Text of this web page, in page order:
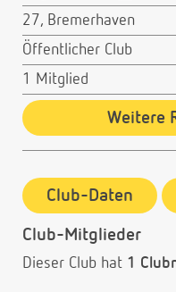
27, Bremerhaven
Öffentlicher Club
1 Mitglied
Weitere
Club-Daten
Club-Mitglieder
Dieser Club hat 1